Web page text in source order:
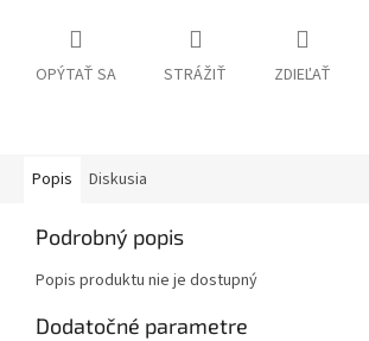
OPÝTAŤ SA STRÁŽIŤ ZDIEĽAŤ
Popis Diskusia
Podrobný popis
Popis produktu nie je dostupný
Dodatočné parametre